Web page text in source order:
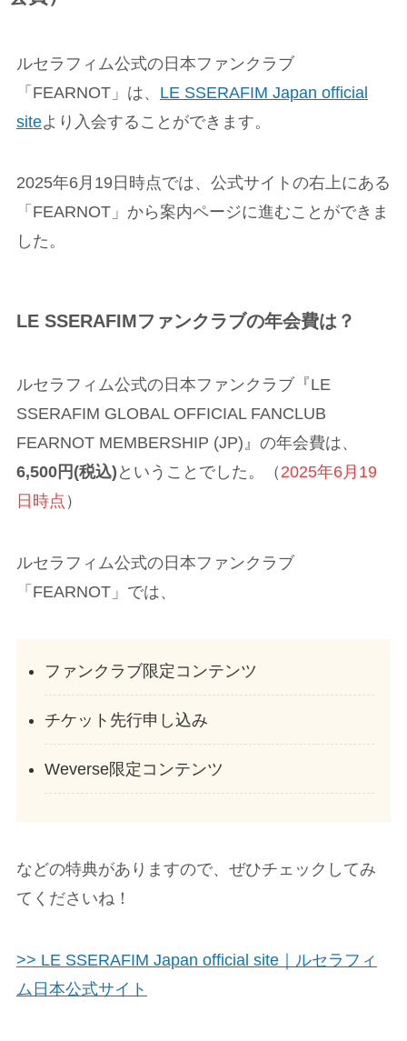
ルセラフィム公式の日本ファンクラブ
「FEARNOT」は、 LE SSERAFIM Japan official
siteより入会することができます。
2025年6月19日時点では、公式サイトの右上にある
「FEARNOT」から案内ページに進むことができま
した。
LE SSERAFIMファンクラブの年会費は？
ルセラフィム公式の日本ファンクラブ『LE
SSERAFIM GLOBAL OFFICIAL FANCLUB
FEARNOT MEMBERSHIP (JP)』の年会費は、
6,500円(税込) ということでした。（ 2025年6月19
日時点 ）
ルセラフィム公式の日本ファンクラブ
「FEARNOT」では、
ファンクラブ限定コンテンツ
チケット先行申し込み
Weverse限定コンテンツ
などの特典がありますので、ぜひチェックしてみ
てくださいね！
>> LE SSERAFIM Japan official site｜ルセラフィ
ム日本公式サイト